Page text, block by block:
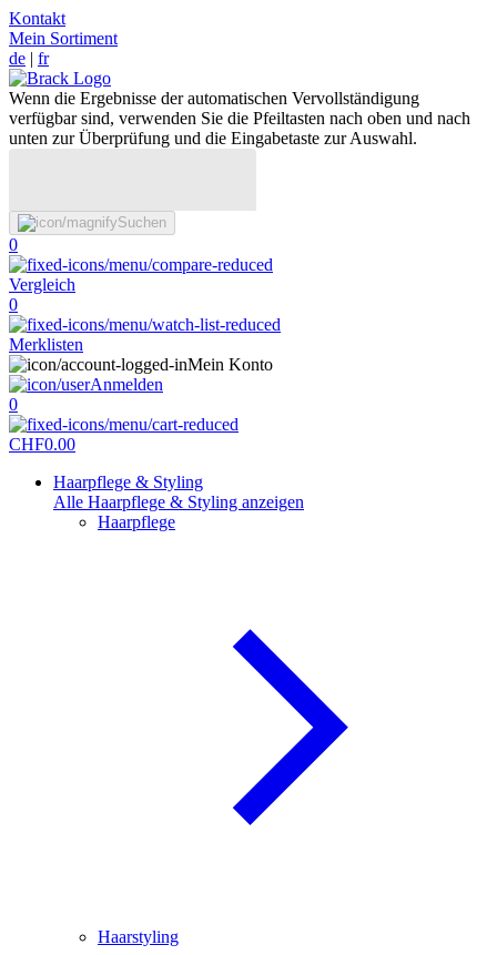
Kontakt
Mein Sortiment
de | fr
Wenn die Ergebnisse der automatischen Vervollständigung
verfügbar sind, verwenden Sie die Pfeiltasten nach oben und nach
unten zur Überprüfung und die Eingabetaste zur Auswahl.
Suchen
0
Vergleich
0
Merklisten
Mein Konto
Anmelden
0
CHF0.00
Haarpflege & Styling
Alle Haarpflege & Styling anzeigen
Haarpflege
Haarstyling